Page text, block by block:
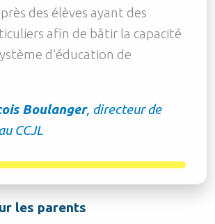
des élèves ayant des
afin de bâtir la capacité
d’éducation de
Boulanger, directeur de
CCJL
les parents